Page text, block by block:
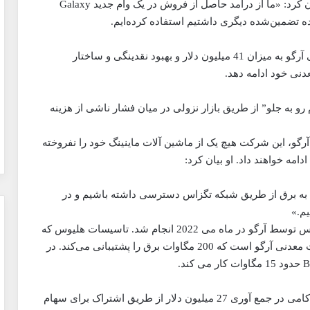
دار در کاهش بدهی خود ارائه خواهد کرد. وال خاطرنشان کرد: «ما از درآمد حاصل از فروش در یک وام جدید Galaxy
مدیرعامل گفت: هدف از معاملات جدید کاهش کل بدهی آرگو به میزان 41 میلیون دلار و بهبود نقدینگی و ساختار
خود ادامه دهد.
به جلو” از طریق بازار نزولی در میان فشار ناشی از هزینه
این شرکت هیچ یک از ماشین آلات ماینینگ خود را نفروخته
خواهند داد. او بیان کرد:
به برق از طریق شبکه تگزاس دسترسی داشته باشیم و در
این قرارداد تنها شش ماه پس از راه‌اندازی رسمی هلیوس توسط آرگو در ماه می 2022 انجام شد. تاسیسات هلیوس که
در شهرستان دیکنز واقع شده است، بزرگترین تاسیسات معدنی آرگو است که 200 مگاوات برق را پشتیبانی می‌کند. در
این خبر در بحبوحه تلاش آرگو برای تامین مالی پس از ناکامی در جمع آوری 27 میلیون دلار از طریق اشتراک برای سهام